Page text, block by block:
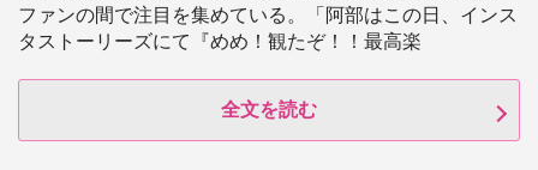
ファンの間で注目を集めている。「阿部はこの日、インス
タストーリーズにて『めめ！観たぞ！！最高楽
全文を読む